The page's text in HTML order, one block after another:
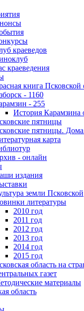
краеведов
краеведения
книга Псковской
- 1160
- 255
История Карамзина
пятницы
пятницы.
карта
- онлайн
издания
земли Псковской
литературы
2010 год
2011 год
2012 год
2013 год
2014 год
2015 год
область на
газет
материалы
область